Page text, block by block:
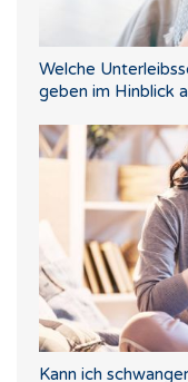
Welche
geben im Hinblick
Kann ich